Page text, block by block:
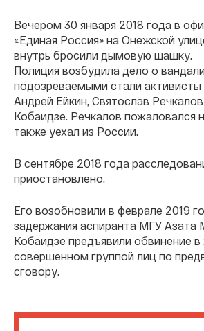
Вечером 30 января 2018 года в
«Единая Россия» на Онежской
внутрь бросили дымовую шашку.
Полиция возбудила дело о
подозреваемыми стали активисты
Андрей Ейкин, Святослав
Кобаидзе. Речкалов пожаловался
также уехал из России.
В сентябре 2018 года
приостановлено.
Его возобновили в феврале 2019
задержания аспиранта МГУ Азата
Кобаидзе предъявили обвинение в
совершенном группой лиц по
сговору.